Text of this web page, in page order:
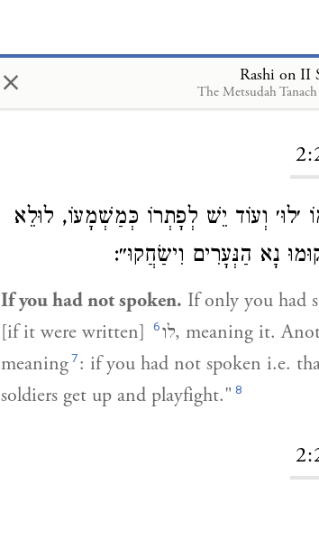
× Rashi on II
The Metsudah
׳לוּ׳ וְעוֹד יֵשׁ לְפָתְרוֹ כְּמַשְׁמָעוֹ, לוּלֵא
נָא הַנְּעָרִים וִישַׂחֲקוּ״:
If you had not spoken. If only you had
[if it were written]
לו6
, meaning it.
meaning7: if you had not spoken i.e.
soldiers get up and playfight." 8